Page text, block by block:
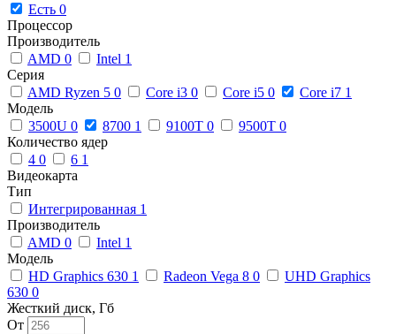
Есть 0
Процессор
Производитель
AMD 0 Intel 1
Серия
AMD Ryzen 5 0 Core i3 0 Core i5 0 Core i7 1
Модель
3500U 0 8700 1 9100T 0 9500T 0
Количество ядер
4 0 6 1
Видеокарта
Тип
Интегрированная 1
Производитель
AMD 0 Intel 1
Модель
HD Graphics 630 1 Radeon Vega 8 0
UHD Graphics
630 0
Жесткий диск, Гб
От